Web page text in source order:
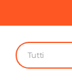
Tutti